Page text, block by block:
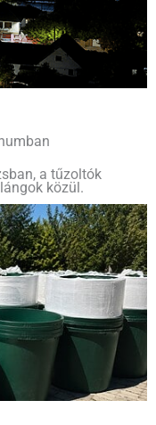
a tűzoltók
közül.